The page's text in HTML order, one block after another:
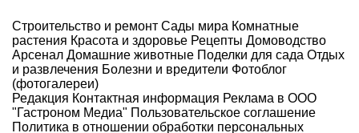
Строительство и ремонт Сады мира Комнатные
растения Красота и здоровье Рецепты Домоводство
Арсенал Домашние животные Поделки для сада Отдых
и развлечения Болезни и вредители Фотоблог
(фотогалереи)
Редакция Контактная информация Реклама в ООО
"Гастроном Медиа" Пользовательское соглашение
Политика в отношении обработки персональных